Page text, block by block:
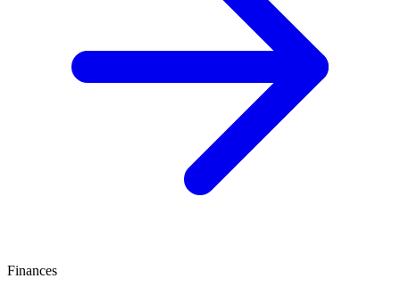
Finances